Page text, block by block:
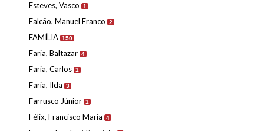
Esteves, Vasco 1
Falcão, Manuel Franco 2
FAMÍLIA 150
Faria, Baltazar 4
Faria, Carlos 1
Faria, Ilda 3
Farrusco Júnior 1
Félix, Francisco Maria 4